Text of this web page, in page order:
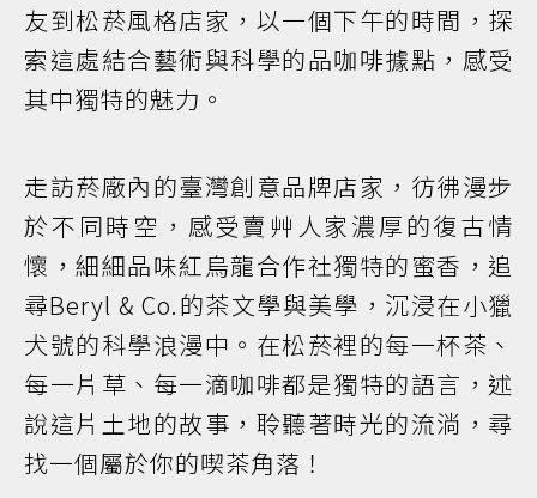
友到松菸風格店家，以一個下午的時間，探
索這處結合藝術與科學的品咖啡據點，感受
其中獨特的魅力。
走訪菸廠內的臺灣創意品牌店家，彷彿漫步
於不同時空，感受賣艸人家濃厚的復古情
懷，細細品味紅烏龍合作社獨特的蜜香，追
尋Beryl & Co.的茶文學與美學，沉浸在小獵
犬號的科學浪漫中。在松菸裡的每一杯茶、
每一片草、每一滴咖啡都是獨特的語言，述
說這片土地的故事，聆聽著時光的流淌，尋
找一個屬於你的喫茶角落！